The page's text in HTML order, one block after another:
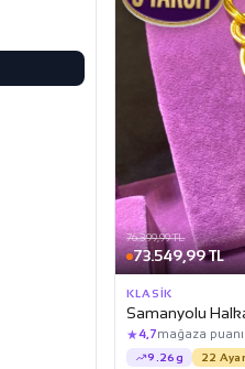
76.399,99 TL
73.549,99 TL
KLASIK
Samanyolu
★4,7mağaza puanı
9.26g 22 Ayar